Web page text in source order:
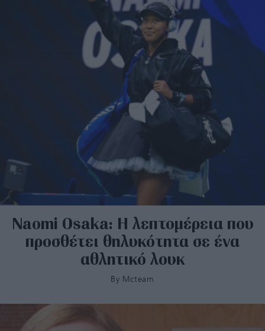
Naomi Osaka: Η λεπτομέρεια που
προσθέτει θηλυκότητα σε ένα
αθλητικό λουκ
By Mcteam